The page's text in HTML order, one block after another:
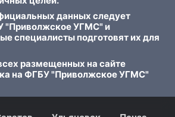
данных следует
"Приволжское УГМС" и
специалисты подготовят их для
размещенных на сайте
на ФГБУ "Приволжское УГМС"